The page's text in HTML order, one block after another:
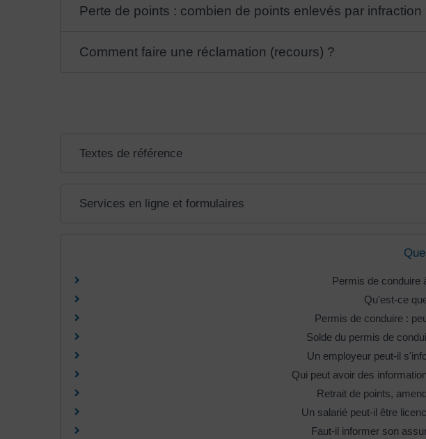
Perte de points : combien de points enlevés par infraction
Comment faire une réclamation (recours) ?
Textes de référence
Services en ligne et formulaires
Permis de conduire
Qu'est-ce
Permis de conduire :
Solde du permis de
Un employeur peut-il
Qui peut avoir des
Retrait de points,
Un salarié peut-il être
Faut-il informer son